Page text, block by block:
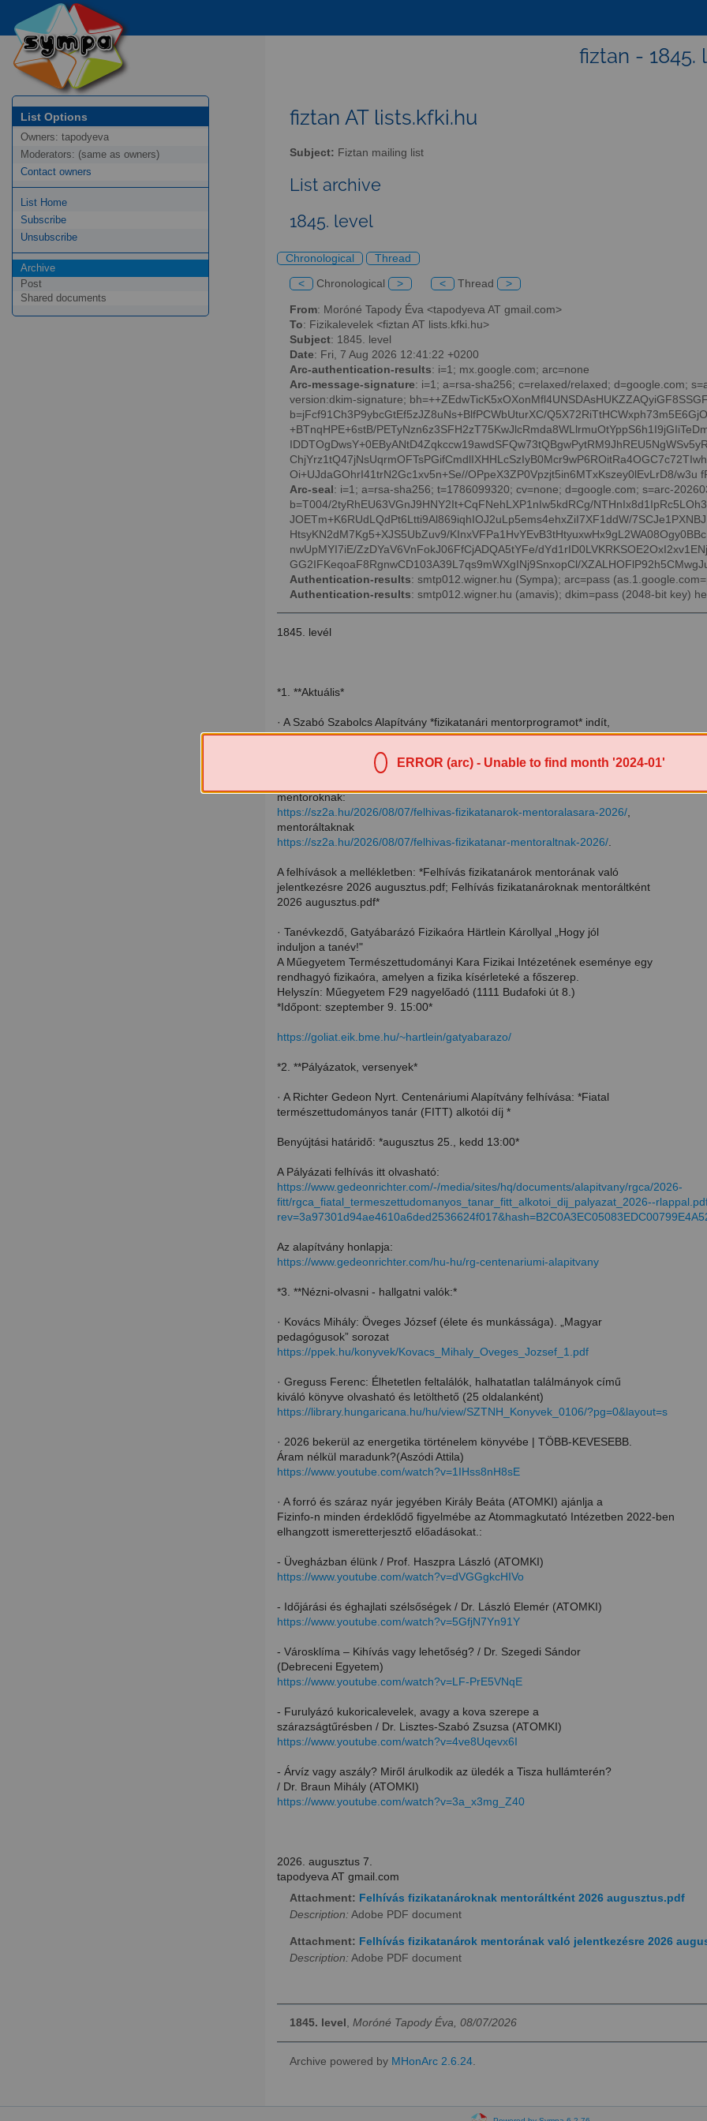
fiztan - 1845.
List Options
Owners: tapodyeva
Moderators: (same as owners)
Contact owners
List Home
Subscribe
Unsubscribe
Archive
Post
Shared documents
fiztan AT lists.kfki.hu
Subject: Fiztan mailing list
List archive
1845. level
Chronological Thread
< Chronological > < Thread >
From: Moróné Tapody Éva <tapodyeva AT gmail.com>
To: Fizikalevelek <fiztan AT lists.kfki.hu>
Subject: 1845. level
Date: Fri, 7 Aug 2026 12:41:22 +0200
Arc-authentication-results: i=1; mx.google.com; arc=none
Arc-message-signature: i=1; a=rsa-sha256; c=relaxed/relaxed; d=google.com;
version:dkim-signature;
b=jFcf91Ch3P9ybcGtEf5zJZ8uNs+BlfPCWbUturXC/
+BTnqHPE+6stB/
Oi+UJdaGOhrI41trN2Gc1xv5n+Se//OPpeX3ZP0Vpzjt5in6MTxKszey0lEvLrD8/w3u
Arc-seal : i=1; a=rsa-sha256; t=1786099320; cv=none; d=google.com; s=arc-
b=T004/2tyRhEU63VGnJ9HNY2It+CqFNehLXP1nIw5kdRCg/
JOETm+K6RUdLQdPt6Ltti9Al869iqhIOJ2uLp5ems4ehxZiI7XF1ddW/
HtsyKN2dM7Kg5+XJS5UbZuv9/
nwUpMYI7iE/ZzDYaV6VnFokJ06FfCjADQA5tYFe/
GG2IFKeqoaF8RgnwCD103A39L7qs9mWXgINj9SnxopCl/
Authentication-results: smtp012.wigner.hu (Sympa); arc=pass
Authentication-results: smtp012.wigner.hu (amavis); dkim=pass (2048-bit key)
1845. levél
*1. **Aktuális*
· A Szabó Szabolcs Alapítvány *fizikatanári mentorprogramot* indít,
amelyre várja érdeklődő mentorok és mentoráltak jelentkezését. Határidő
2026. *augusztus 28.* Információ és jelentkezési lap az Alapítvány
mentoroknak:
https://sz2a.hu/2026/08/07/felhivas-fizikatanarok-mentoralasara-2026/,
mentoráltaknak
https://sz2a.hu/2026/08/07/felhivas-fizikatanar-mentoraltnak-2026/.
A felhívások a mellékletben: *Felhívás fizikatanárok mentorának való
jelentkezésre 2026 augusztus.pdf; Felhívás fizikatanároknak mentoráltként
2026 augusztus.pdf*
· Tanévkezdő, Gatyábarázó Fizikaóra Härtlein Károllyal „Hogy jól
induljon a tanév!"
A Műegyetem Természettudományi Kara Fizikai Intézetének eseménye egy
rendhagyó fizikaóra, amelyen a fizika kísérleteké a főszerep.
Helyszín: Műegyetem F29 nagyelőadó (1111 Budafoki út 8.)
*Időpont: szeptember 9. 15:00*
https://goliat.eik.bme.hu/~hartlein/gatyabarazo/
*2. **Pályázatok, versenyek*
· A Richter Gedeon Nyrt. Centenáriumi Alapítvány felhívása: *Fiatal
természettudományos tanár (FITT) alkotói díj *
Benyújtási határidő: *augusztus 25., kedd 13:00*
A Pályázati felhívás itt olvasható:
https://www.gedeonrichter.com/-/media/sites/hq/documents/alapitvany/rgca/2026-
fitt/rgca_fiatal_termeszettudomanyos_tanar_fitt_alkotoi_dij_palyazat_2026--
Az alapítvány honlapja:
https://www.gedeonrichter.com/hu-hu/rg-centenariumi-alapitvany
*3. **Nézni-olvasni - hallgatni valók:*
· Kovács Mihály: Öveges József (élete és munkássága). „Magyar
pedagógusok” sorozat
https://ppek.hu/konyvek/Kovacs_Mihaly_Oveges_Jozsef_1.pdf
· Greguss Ferenc: Élhetetlen feltalálók, halhatatlan találmányok című
kiváló könyve olvasható és letölthető (25 oldalanként)
https://library.hungaricana.hu/hu/view/SZTNH_Konyvek_0106/?pg=0&layout=s
· 2026 bekerül az energetika történelem könyvébe | TÖBB-KEVESEBB.
Áram nélkül maradunk?(Aszódi Attila)
https://www.youtube.com/watch?v=1IHss8nH8sE
· A forró és száraz nyár jegyében Király Beáta (ATOMKI) ajánlja a
Fizinfo-n minden érdeklődő figyelmébe az Atommagkutató Intézetben 2022-ben
elhangzott ismeretterjesztő előadásokat.:
- Üvegházban élünk / Prof. Haszpra László (ATOMKI)
https://www.youtube.com/watch?v=dVGGgkcHIVo
- Időjárási és éghajlati szélsőségek / Dr. László Elemér (ATOMKI)
https://www.youtube.com/watch?v=5GfjN7Yn91Y
- Városklíma – Kihívás vagy lehetőség? / Dr. Szegedi Sándor
(Debreceni Egyetem)
https://www.youtube.com/watch?v=LF-PrE5VNqE
- Furulyázó kukoricalevelek, avagy a kova szerepe a
szárazságtűrésben / Dr. Lisztes-Szabó Zsuzsa (ATOMKI)
https://www.youtube.com/watch?v=4ve8Uqevx6I
- Árvíz vagy aszály? Miről árulkodik az üledék a Tisza hullámterén?
/ Dr. Braun Mihály (ATOMKI)
https://www.youtube.com/watch?v=3a_x3mg_Z40
2026. augusztus 7.
tapodyeva AT gmail.com
Attachment: Felhívás fizikatanároknak mentoráltként 2026 augusztus.pdf
Description: Adobe PDF document
Attachment: Felhívás fizikatanárok mentorának való jelentkezésre 2026
Description: Adobe PDF document
1845. level , Moróné Tapody Éva, 08/07/2026
Archive powered by MHonArc 2.6.24.
ERROR (arc) - Unable to find month '2024-01'